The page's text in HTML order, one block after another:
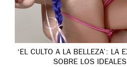
‘EL CULTO A LA BELLEZA’: LA
SOBRE LOS